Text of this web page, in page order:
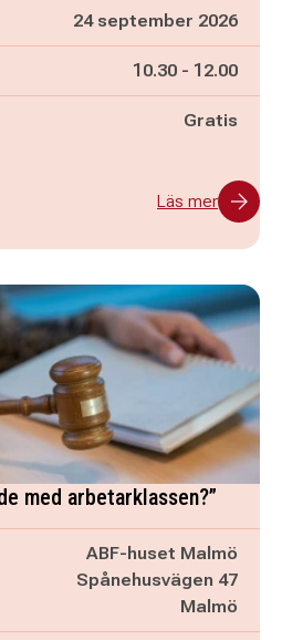
24 september 2026
Pågår mellan
10.30 - och
12.00
Gratis
Läs mer
med arbetarklassen?”
ABF-huset Malmö
Spånehusvägen 47
Malmö